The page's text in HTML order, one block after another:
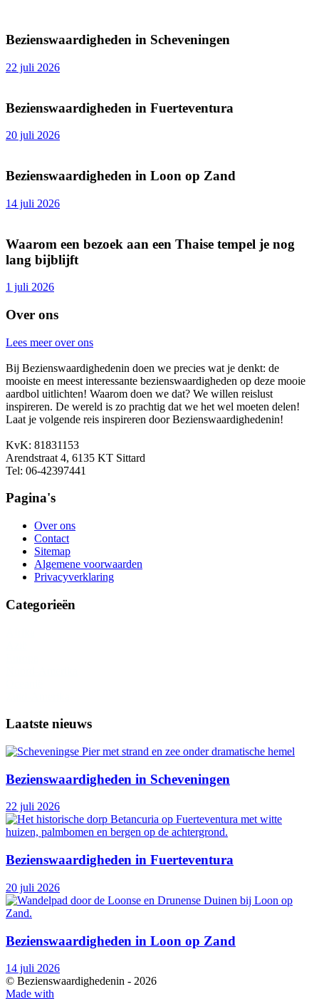
Bezienswaardigheden in Scheveningen
22 juli 2026
Bezienswaardigheden in Fuerteventura
20 juli 2026
Bezienswaardigheden in Loon op Zand
14 juli 2026
Waarom een bezoek aan een Thaise tempel je nog
lang bijblijft
1 juli 2026
Over ons
Lees meer over ons
Bij Bezienswaardighedenin doen we precies wat je denkt: de
mooiste en meest interessante bezienswaardigheden op deze mooie
aardbol uitlichten! Waarom doen we dat? We willen reislust
inspireren. De wereld is zo prachtig dat we het wel moeten delen!
Laat je volgende reis inspireren door Bezienswaardighedenin!
KvK: 81831153
Arendstraat 4, 6135 KT Sittard
Tel: 06-42397441
Pagina's
Over ons
Contact
Sitemap
Algemene voorwaarden
Privacyverklaring
Categorieën
Laatste nieuws
Bezienswaardigheden in Scheveningen
22 juli 2026
Bezienswaardigheden in Fuerteventura
20 juli 2026
Bezienswaardigheden in Loon op Zand
14 juli 2026
© Bezienswaardighedenin - 2026
Made with